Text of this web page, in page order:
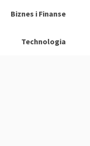
Biznes i Finanse
Technologia